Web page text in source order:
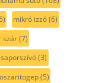
mikró izzó(6)
szár(7)
(3)
(5)